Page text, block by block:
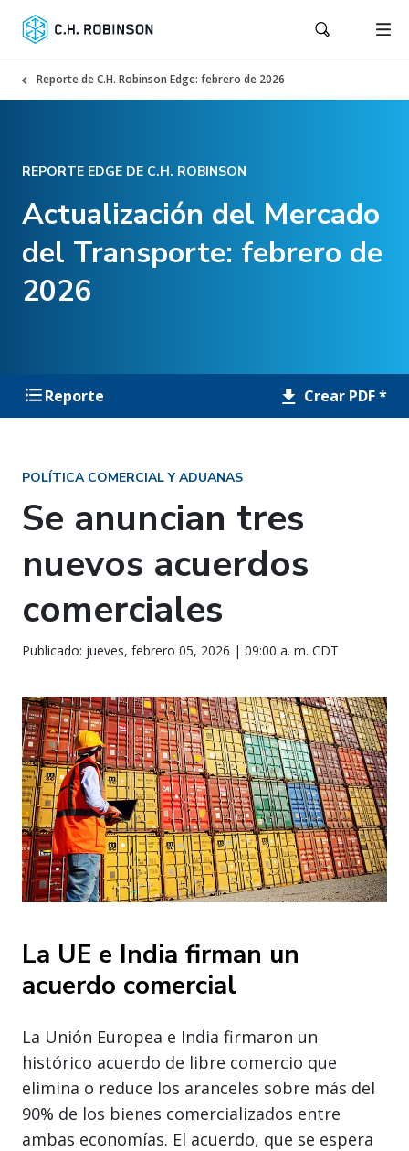
Reporte de C.H. Robinson Edge: febrero de 2026
REPORTE EDGE DE C.H. ROBINSON
Actualización del Mercado
del Transporte: febrero de
2026
Reporte Crear PDF *
POLÍTICA COMERCIAL Y ADUANAS
Se anuncian tres
nuevos acuerdos
comerciales
Publicado: jueves, febrero 05, 2026 | 09:00 a. m. CDT
La UE e India firman un
acuerdo comercial
La Unión Europea e India firmaron un
histórico acuerdo de libre comercio que
elimina o reduce los aranceles sobre más del
90% de los bienes comercializados entre
ambas economías. El acuerdo, que se espera